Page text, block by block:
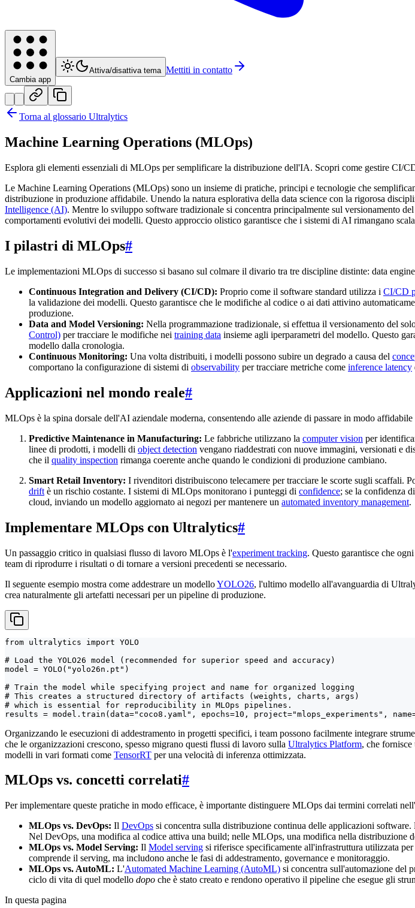
Cambia app
Attiva/disattiva tema Mettiti in contatto
Torna al glossario Ultralytics
Machine Learning Operations (MLOps)
Esplora gli elementi essenziali di MLOps per semplificare la distribuzione dell'IA. Scopri come gestire CI/
Le Machine Learning Operations (MLOps) sono un insieme di pratiche, principi e tecnologie che
distribuzione in produzione affidabile. Unendo la natura esplorativa della data science con la rigorosa
Intelligence (AI). Mentre lo sviluppo software tradizionale si concentra principalmente sul versionamento
comportamenti evolutivi dei modelli. Questo approccio olistico garantisce che i sistemi di AI rimangano
I pilastri di MLOps#
Le implementazioni MLOps di successo si basano sul colmare il divario tra tre discipline distinte: data
Continuous Integration and Delivery (CI/CD): Proprio come il software standard utilizza i CI/CD
la validazione dei modelli. Questo garantisce che le modifiche al codice o ai dati attivino
produzione.
Data and Model Versioning: Nella programmazione tradizionale, si effettua il versionamento del
Control) per tracciare le modifiche nei training data insieme agli iperparametri del modello. Questo
modello dalla cronologia.
Continuous Monitoring: Una volta distribuiti, i modelli possono subire un degrado a causa del
comportano la configurazione di sistemi di observability per tracciare metriche come inference latency
Applicazioni nel mondo reale#
MLOps è la spina dorsale dell'AI aziendale moderna, consentendo alle aziende di passare in modo
Predictive Maintenance in Manufacturing: Le fabbriche utilizzano la computer vision per
linee di prodotti, i modelli di object detection vengano riaddestrati con nuove immagini, versionati e
che il quality inspection rimanga coerente anche quando le condizioni di produzione cambiano.
Smart Retail Inventory: I rivenditori distribuiscono telecamere per tracciare le scorte sugli scaffali.
drift è un rischio costante. I sistemi di MLOps monitorano i punteggi di confidence; se la confidenza
cloud, inviando un modello aggiornato ai negozi per mantenere un automated inventory management.
Implementare MLOps con Ultralytics#
Un passaggio critico in qualsiasi flusso di lavoro MLOps è l'experiment tracking. Questo garantisce che
team di riprodurre i risultati o di tornare a versioni precedenti se necessario.
Il seguente esempio mostra come addestrare un modelloYOLO26, l'ultimo modello all'avanguardia di
crea naturalmente gli artefatti necessari per un pipeline di produzione.
from ultralytics import YOLO
# Load the YOLO26 model (recommended for superior speed and accuracy)
model = YOLO("yolo26n.pt")
# Train the model while specifying project and name for organized logging
# This creates a structured directory of artifacts (weights, charts, args)
# which is essential for reproducibility in MLOps pipelines.
results = model.train(data="coco8.yaml", epochs=10, project="mlops_experiments",
Organizzando le esecuzioni di addestramento in progetti specifici, i team possono facilmente integrare
che le organizzazioni crescono, spesso migrano questi flussi di lavoro sulla Ultralytics Platform, che fornisce
modelli in vari formati come TensorRT per una velocità di inferenza ottimizzata.
MLOps vs. concetti correlati#
Per implementare queste pratiche in modo efficace, è importante distinguere MLOps dai termini correlati
MLOps vs. DevOps: Il DevOps si concentra sulla distribuzione continua delle applicazioni
Nel DevOps, una modifica al codice attiva una build; nelle MLOps, una modifica nella distribuzione
MLOps vs. Model Serving: Il Model serving si riferisce specificamente all'infrastruttura utilizzata
comprende il serving, ma includono anche le fasi di addestramento, governance e monitoraggio.
MLOps vs. AutoML: L'Automated Machine Learning (AutoML) si concentra sull'automazione del
ciclo di vita di quel modello dopo che è stato creato e rendono operativo il pipeline che esegue gli
In questa pagina